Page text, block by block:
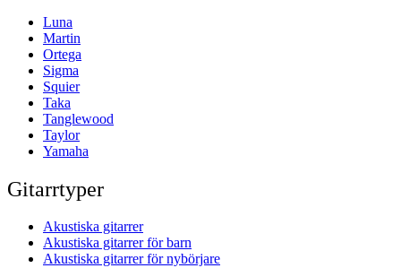
Luna
Martin
Ortega
Sigma
Squier
Taka
Tanglewood
Taylor
Yamaha
Gitarrtyper
Akustiska gitarrer
Akustiska gitarrer för barn
Akustiska gitarrer för nybörjare